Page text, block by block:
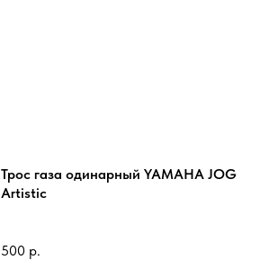
Трос газа одинарный YAMAHA JOG
Artistic
500 р.